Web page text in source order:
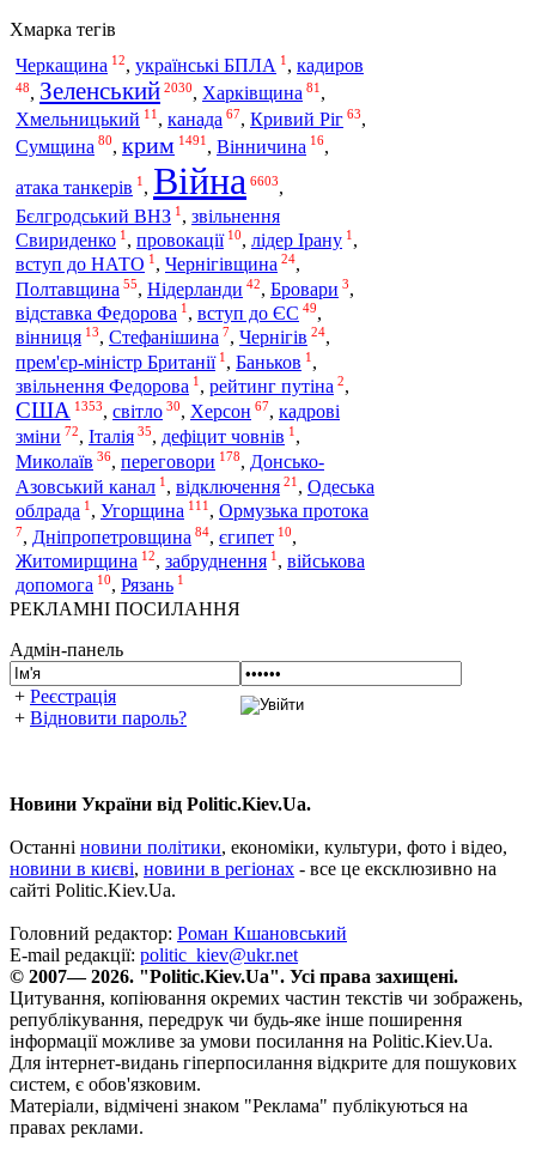
Хмарка тегів
Черкащина 12, українські БПЛА 1 , кадиров
48, Зеленський 2030, Харківщина 81 ,
Хмельницький 11 , канада 67, Кривий Ріг 63,
Сумщина 80, крим 1491 , Вінничина 16,
атака танкерів 1 , Війна 6603,
Бєлгродський ВНЗ 1 , звільнення
Свириденко 1 , провокації 10, лідер Ірану 1 ,
вступ до НАТО 1 , Чернігівщина 24,
Полтавщина 55, Нідерланди 42, Бровари 3,
відставка Федорова 1 , вступ до ЄС 49,
вінниця 13, Стефанішина 7, Чернігів 24,
прем'єр-міністр Британії 1 , Баньков 1 ,
звільнення Федорова 1 , рейтинг путіна 2,
США 1353, світло 30, Херсон 67, кадрові
зміни 72, Італія 35, дефіцит човнів 1 ,
Миколаїв 36, переговори 178, Донсько-
Азовський канал 1 , відключення 21 , Одеська
облрада 1 , Угорщина 111 , Ормузька протока
7, Дніпропетровщина 84, єгипет 10,
Житомирщина 12, забруднення 1 , військова
допомога 10, Рязань 1
РЕКЛАМНІ ПОСИЛАННЯ
Адмін-панель
+ Реєстрація
+ Відновити пароль?
Новини України від Politic.Kiev.Ua.
Останні новини політики, економіки, культури, фото і відео,
новини в києві, новини в регіонах - все це ексклюзивно на
сайті Politic.Kiev.Ua.
Головний редактор: Роман Кшановський
E-mail редакції: politic_kiev@ukr.net
© 2007— 2026. "Politic.Kiev.Ua". Усі права захищені.
Цитування, копіювання окремих частин текстів чи зображень,
републікування, передрук чи будь-яке інше поширення
інформації можливе за умови посилання на Politic.Kiev.Ua.
Для інтернет-видань гіперпосилання відкрите для пошукових
систем, є обов'язковим.
Матеріали, відмічені знаком "Реклама" публікуються на
правах реклами.